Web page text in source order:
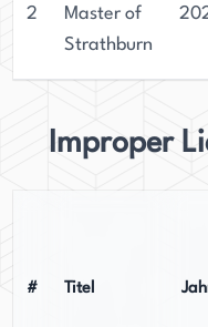
2
Master of
Strathburn
Improper
# Titel